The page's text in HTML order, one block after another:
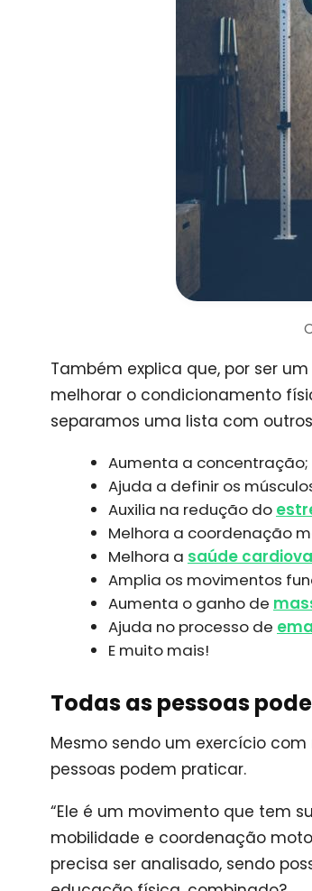
Também explica que, por ser
melhorar o condicionamento
separamos uma lista com
Aumenta a concentração;
Ajuda a definir os
Auxilia na redução do
Melhora a coordenação
Melhora a saúde
Amplia os movimentos
Aumenta o ganho de
Ajuda no processo de
E muito mais!
Todas as pessoas
Mesmo sendo um exercício
pessoas podem praticar.
“Ele é um movimento que tem
mobilidade e coordenação
precisa ser analisado, sendo